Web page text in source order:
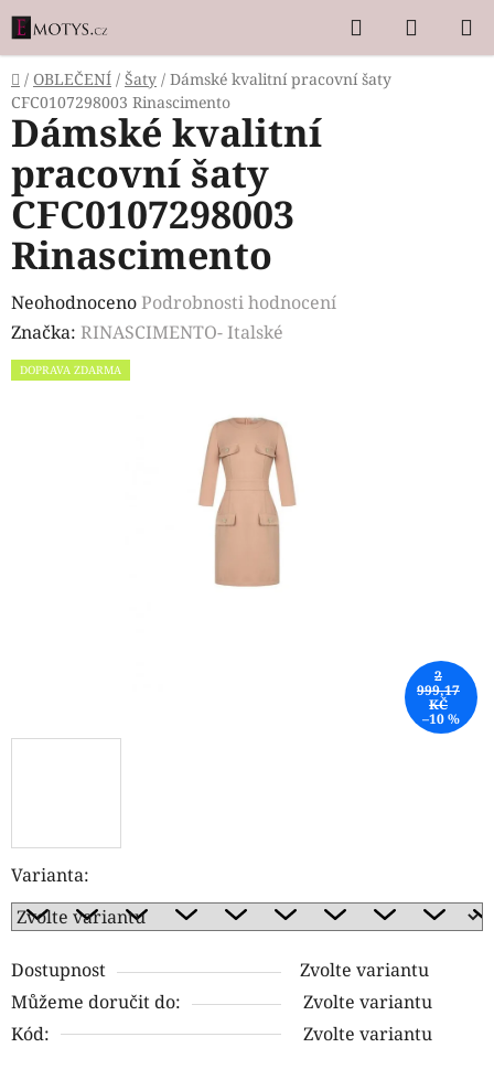
Přejít
na
obsah
Hledat
KOŠÍK
Domů
/ OBLEČENÍ / Šaty / Dámské kvalitní pracovní šaty
CFC0107298003 Rinascimento
Varianta:
Dostupnost
Zvolte variantu
Můžeme doručit do:
Zvolte variantu
Kód:
Zvolte variantu
Dámské kvalitní
pracovní šaty
CFC0107298003
Rinascimento
Průměrné
hodnocení
produktu
NeohodnocenoPodrobnosti hodnocení
Značka: RINASCIMENTO- Italské
DOPRAVA ZDARMA
2
999,17
KČ
–10 %